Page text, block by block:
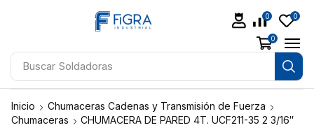
Buscar Aceites
0 0
0
Inicio
Chumaceras Cadenas y Transmisión de Fuerza
Chumaceras
CHUMACERA DE PARED 4T. UCF211-35 2 3/16″